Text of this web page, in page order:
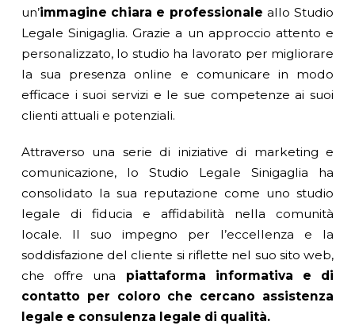
un’immagine chiara e professionale allo Studio
Legale Sinigaglia. Grazie a un approccio attento e
personalizzato, lo studio ha lavorato per migliorare
la sua presenza online e comunicare in modo
efficace i suoi servizi e le sue competenze ai suoi
clienti attuali e potenziali.
Attraverso una serie di iniziative di marketing e
comunicazione, lo Studio Legale Sinigaglia ha
consolidato la sua reputazione come uno studio
legale di fiducia e affidabilità nella comunità
locale. Il suo impegno per l’eccellenza e la
soddisfazione del cliente si riflette nel suo sito web,
che offre una piattaforma informativa e di
contatto per coloro che cercano assistenza
legale e consulenza legale di qualità.